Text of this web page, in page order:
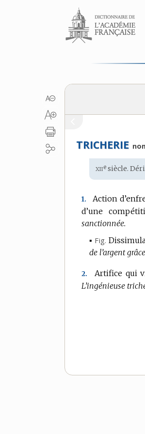
Aller au contenu
TRICHERIE
Étymologie
:
xiie siècle.
1. Action
d’une
sanctionnée.
▪ Fig.
de l’argent
2.
Artifice qui
L’ingénieuse